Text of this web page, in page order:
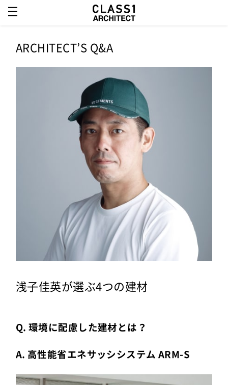
ARCHITECT’S Q&A
浅子佳英が選ぶ4つの建材
Q. 環境に配慮した建材とは？
A. 高性能省エネサッシシステム ARM-S